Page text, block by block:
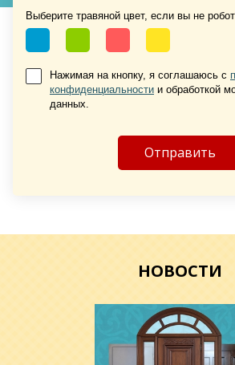
Хочу такую
Хочу такую
Выберите травяной цвет, если вы не
Нажимая на кнопку, я соглашаюсь с
конфиденциальности и обработкой
данных.
НОВОСТИ